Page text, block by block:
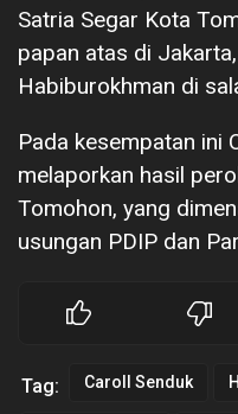
Satria Segar Kota
papan atas di
Habiburokhman di
Pada kesempatan ini
melaporkan hasil
Tomohon, yang
usungan PDIP dan
Tag: Caroll Senduk